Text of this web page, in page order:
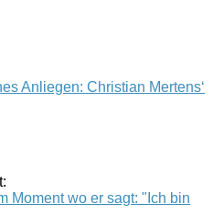
Anliegen: Christian Mertens‘
Moment wo er sagt: "Ich bin